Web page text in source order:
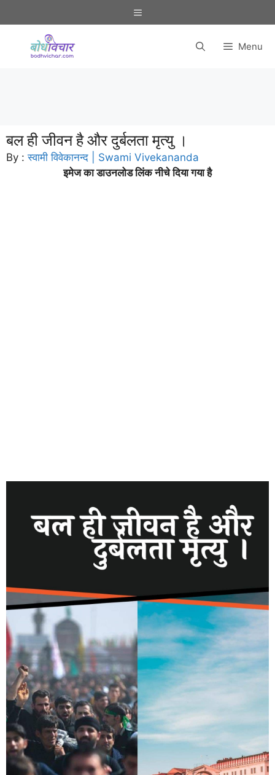
to
Menu
Menu
बल ही जीवन है और दुर्बलता मृत्यु ।
By :स्वामी विवेकानन्द | Swami Vivekananda
इमेज का डाउनलोड लिंक नीचे दिया गया है